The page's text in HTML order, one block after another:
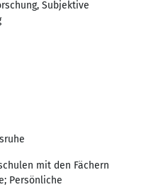
Subjektive
mit den Fächern
Persönliche